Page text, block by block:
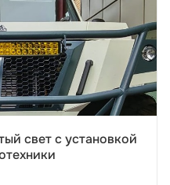
свет с установкой